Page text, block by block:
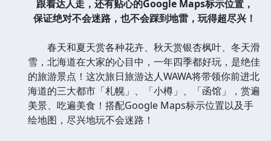
跟着达人走，还有贴心的Google Maps标示位置，
保证绝对不会迷路，也不会踩到地雷，玩得超尽兴！
春天和夏天赏各种花卉、秋天赏银杏枫叶、冬天滑
雪，北海道在大家的心目中，一年四季都好玩，是绝佳
的旅游景点！这次旅日旅游达人WAWA将带领你前进北
海道的三大都市「札幌」、「小樽」、「函馆」，赏遍
美景、吃遍美食！搭配Google Maps标示位置以及手
绘地图，尽兴地玩不会迷路！